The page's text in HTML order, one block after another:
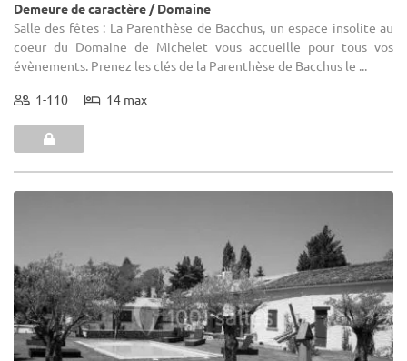
Demeure de caractère / Domaine
Salle des fêtes : La Parenthèse de Bacchus, un espace insolite au
coeur du Domaine de Michelet vous accueille pour tous vos
évènements. Prenez les clés de la Parenthèse de Bacchus le ...
1-110 14 max